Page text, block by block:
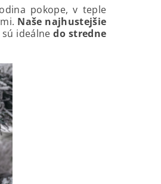
pokope, v teple
Naše najhustejšie
sú ideálnedo stredne